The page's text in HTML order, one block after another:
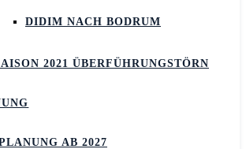
DIDIM NACH BODRUM
2021 ÜBERFÜHRUNGSTÖRN
AB 2027